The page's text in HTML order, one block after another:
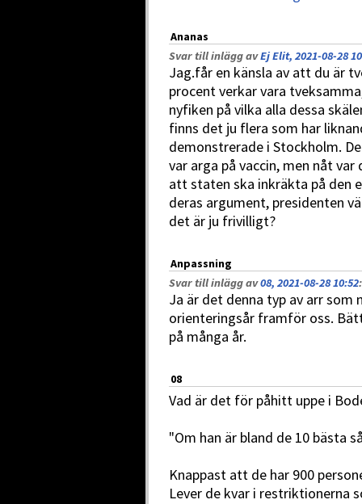
Ananas
Svar till inlägg avEj Elit, 2021-08-28
Jag.får en känsla av att du är
procent verkar vara
nyfiken på vilka alla dessa
finns det ju flera som har
demonstrerade i Stockholm.
var arga på vaccin, men nåt
att staten ska inkräkta på
deras argument, presidenten
det är ju frivilligt?
Anpassning
Svar till inlägg av08, 2021-08-28 10:52:
Ja är det denna typ av arr som
orienteringsår framför oss.
på många år.
08
Vad är det för påhitt uppe i
"Om han är bland de 10 bästa
Knappast att de har 900
Lever de kvar i restriktionerna